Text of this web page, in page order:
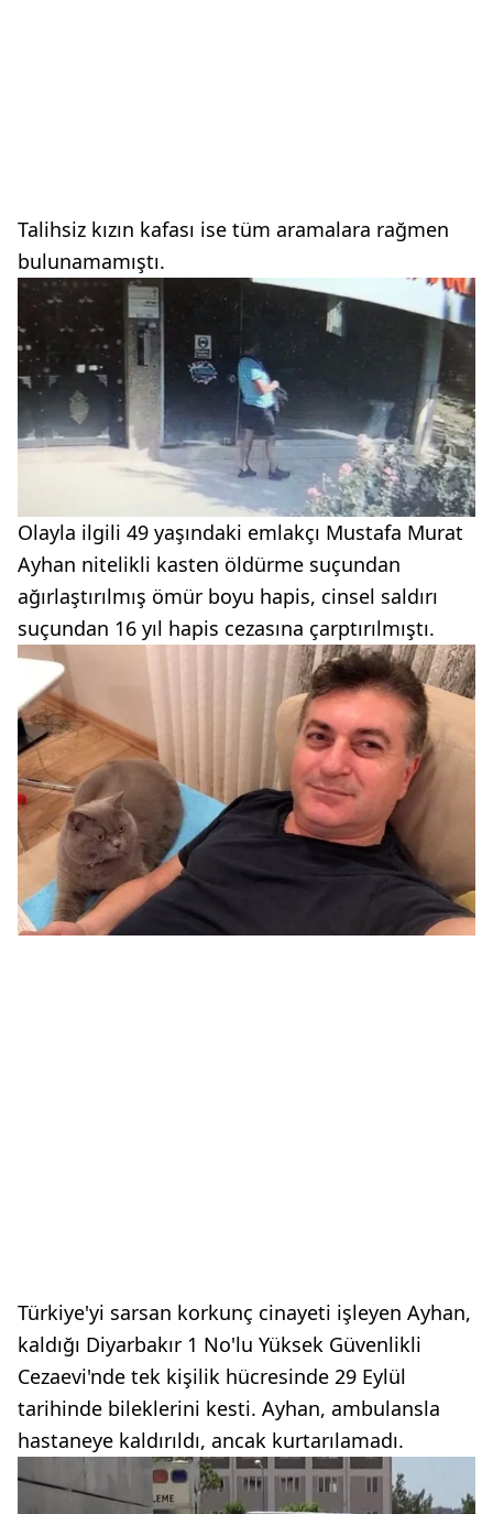
Talihsiz kızın kafası ise tüm aramalara rağmen
bulunamamıştı.
Olayla ilgili 49 yaşındaki emlakçı Mustafa Murat
Ayhan nitelikli kasten öldürme suçundan
ağırlaştırılmış ömür boyu hapis, cinsel saldırı
suçundan 16 yıl hapis cezasına çarptırılmıştı.
Türkiye'yi sarsan korkunç cinayeti işleyen Ayhan,
kaldığı Diyarbakır 1 No'lu Yüksek Güvenlikli
Cezaevi'nde tek kişilik hücresinde 29 Eylül
tarihinde bileklerini kesti. Ayhan, ambulansla
hastaneye kaldırıldı, ancak kurtarılamadı.